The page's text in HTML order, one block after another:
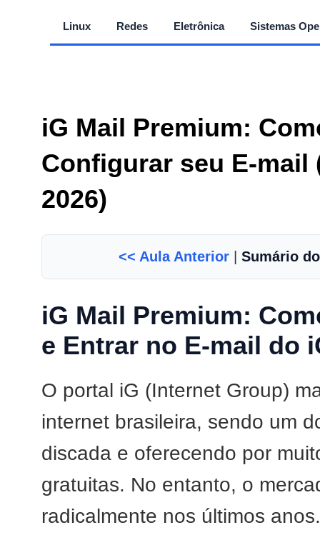
Linux Redes Eletrônica Sistemas
iG Mail Premium:
Configurar seu E-mail
2026)
<< Aula Anterior| Sumário
iG Mail Premium:
e Entrar no E-mail do
O portal iG (Internet Group)
internet brasileira, sendo um
discada e oferecendo por
gratuitas. No entanto, o
radicalmente nos últimos anos.